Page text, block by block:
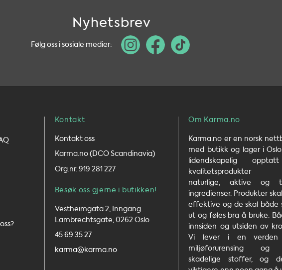
Nyhetsbrev
Følg oss i sosiale medier:
Kontakt
Kontakt oss
Karma.no (DCO Scandinavia)
Org.nr. 919 281 227
Besøk oss gjerne i butikken!
Vestheimgata 2, Inngang
Lambrechtsgate, 0262 Oslo
45 69 35 27
karma@karma.no
Om Karma.no
Karma.no er en norsk
med butikk og lager i
lidendskapelig
kvalitetsprodukter
naturlige, aktive og
ingredienser. Produkter
effektive og de skal både
ut og føles bra å bruke.
innsiden og utsiden av
Vi lever i en verden
miljøforurensing og
skadelige stoffer, og